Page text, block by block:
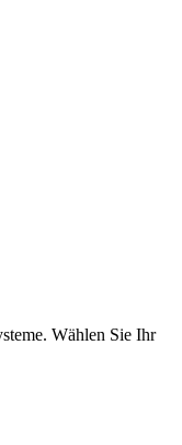
Wählen Sie Ihr